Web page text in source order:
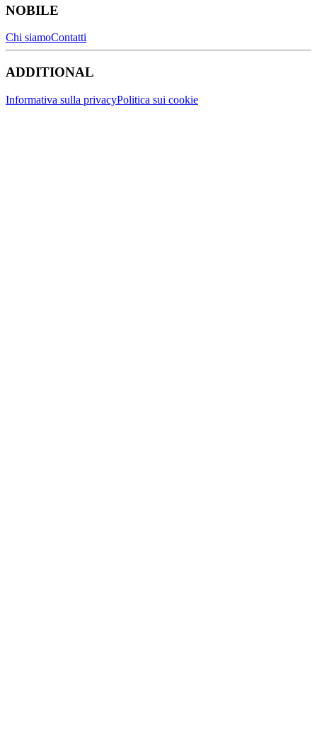
NOBILE
Chi siamoContatti
ADDITIONAL
Informativa sulla privacyPolitica sui cookie